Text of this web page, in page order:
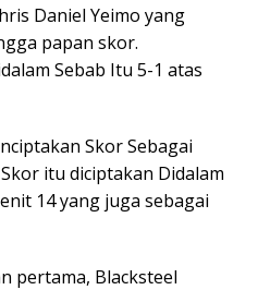
Daniel Yeimo yang
papan skor.
Sebab Itu 5-1 atas
Skor Sebagai
itu diciptakan Didalam
14 yang juga sebagai
pertama, Blacksteel